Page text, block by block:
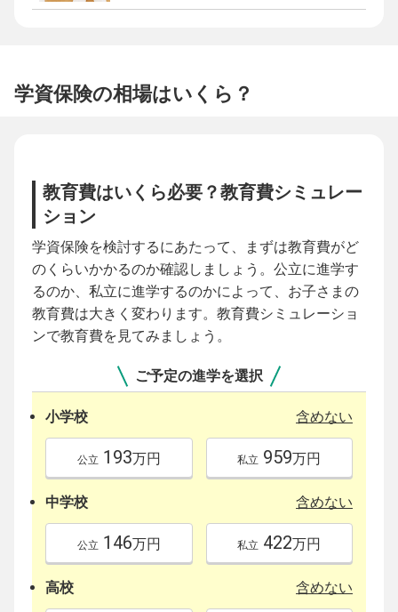
学資保険の相場はいくら？
教育費はいくら必要？教育費シミュレー
ション
学資保険を検討するにあたって、まずは教育費がど
のくらいかかるのか確認しましょう。公立に進学す
るのか、私立に進学するのかによって、お子さまの
教育費は大きく変わります。教育費シミュレーショ
ンで教育費を見てみましょう。
ご予定の進学を選択
小学校 含めない
公立 193万円 私立 959万円
中学校 含めない
公立 146万円 私立 422万円
高校 含めない